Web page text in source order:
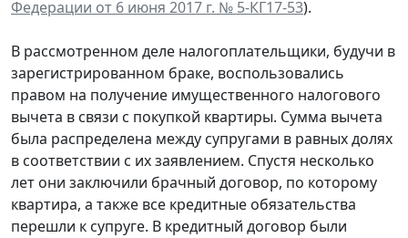
Федерации от 6 июня 2017 г. № 5-КГ17-53).
В рассмотренном деле налогоплательщики, будучи в
зарегистрированном браке, воспользовались
правом на получение имущественного налогового
вычета в связи с покупкой квартиры. Сумма вычета
была распределена между супругами в равных долях
в соответствии с их заявлением. Спустя несколько
лет они заключили брачный договор, по которому
квартира, а также все кредитные обязательства
перешли к супруге. В кредитный договор были